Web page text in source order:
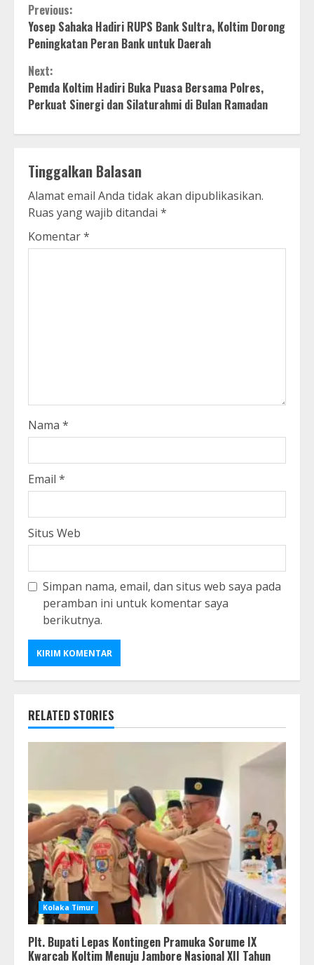
Continue
Reading
Previous:
Yosep Sahaka Hadiri RUPS Bank Sultra, Koltim Dorong
Peningkatan Peran Bank untuk Daerah
Next:
Pemda Koltim Hadiri Buka Puasa Bersama Polres,
Perkuat Sinergi dan Silaturahmi di Bulan Ramadan
Tinggalkan Balasan
Alamat email Anda tidak akan dipublikasikan.
Ruas yang wajib ditandai *
Komentar*
Nama *
Email *
Situs Web
Simpan nama, email, dan situs web saya pada
peramban ini untuk komentar saya
berikutnya.
RELATED STORIES
Kolaka Timur
Plt. Bupati Lepas Kontingen Pramuka Sorume IX
Kwarcab Koltim Menuju Jambore Nasional XII Tahun